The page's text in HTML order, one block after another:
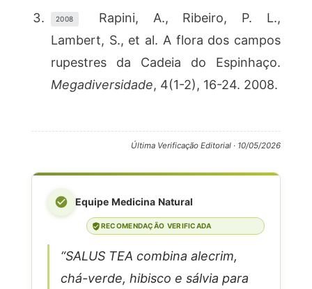
2008
Rapini, A., Ribeiro, P. L.,
Lambert, S., et al. A flora dos campos
rupestres da Cadeia do Espinhaço.
Megadiversidade, 4(1-2), 16-24. 2008.
Última Verificação Editorial · 10/05/2026
Equipe Medicina Natural
RECOMENDAÇÃO VERIFICADA
“SALUS TEA combina alecrim,
chá-verde, hibisco e sálvia para